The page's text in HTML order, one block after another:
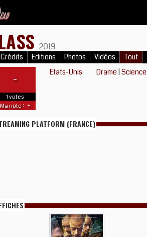
2019
Crédits Editions Photos Vidéos Tout
-
1 votes
Ma note : -
Etats-Unis Drame |
PLATFORM (FRANCE)